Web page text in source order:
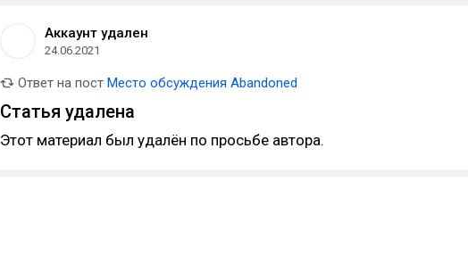
Аккаунт удален
24.06.2021
Ответ на пост Место обсуждения Abandoned
Статья удалена
Этот материал был удалён по просьбе автора.